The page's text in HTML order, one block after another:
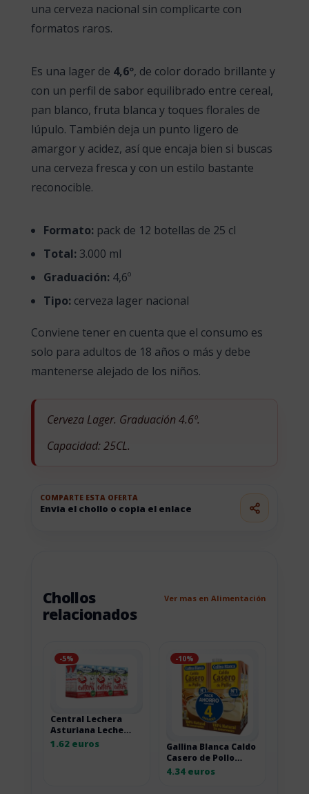
una cerveza nacional sin complicarte con
formatos raros.
Es una lager de 4,6º, de color dorado brillante y
con un perfil de sabor equilibrado entre cereal,
pan blanco, fruta blanca y toques florales de
lúpulo. También deja un punto ligero de
amargor y acidez, así que encaja bien si buscas
una cerveza fresca y con un estilo bastante
reconocible.
Formato: pack de 12 botellas de 25 cl
Total: 3.000 ml
Graduación: 4,6º
Tipo: cerveza lager nacional
Conviene tener en cuenta que el consumo es
solo para adultos de 18 años o más y debe
mantenerse alejado de los niños.
Cerveza Lager. Graduación 4.6º.
Capacidad: 25CL.
COMPARTE ESTA OFERTA
Envia el chollo o copia el enlace
Chollos
relacionados
Ver mas en Alimentación
-5%
Central Lechera
Asturiana Leche
Entera, Pack 6 x
1.62 euros
-10%
Gallina Blanca Caldo
Casero de Pollo
100% Natural, pack
4.34 euros